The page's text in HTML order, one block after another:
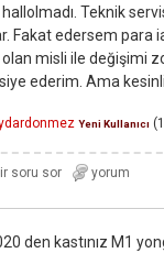
Teknik servis
Fakat edersem para
misli ile değişimi
ederim. Ama
Yeni Kullanıcı (
den kastınız M1